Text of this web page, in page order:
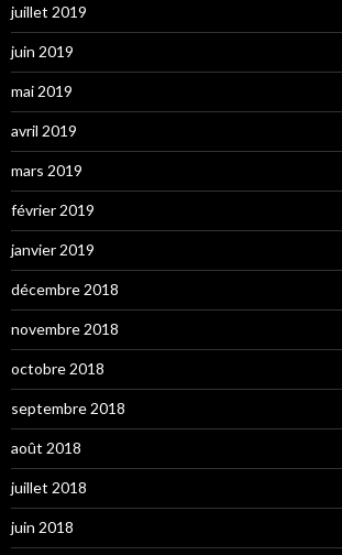
juillet 2019
juin 2019
mai 2019
avril 2019
mars 2019
février 2019
janvier 2019
décembre 2018
novembre 2018
octobre 2018
septembre 2018
août 2018
juillet 2018
juin 2018